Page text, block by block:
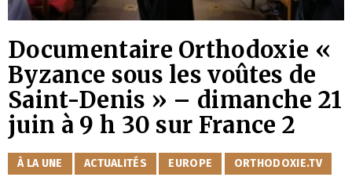
Documentaire Orthodoxie «
Byzance sous les voûtes de
Saint-Denis » – dimanche 21
juin à 9 h 30 sur France 2
CATÉGORIES
À LA UNE ACTUALITÉS EUROPE ORTHODOXIE.TV